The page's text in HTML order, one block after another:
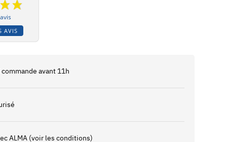
AVIS
avant 11h
ALMA (voir les conditions)